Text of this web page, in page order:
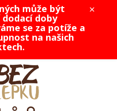
×
může být
doby
se za potíže a
na našich